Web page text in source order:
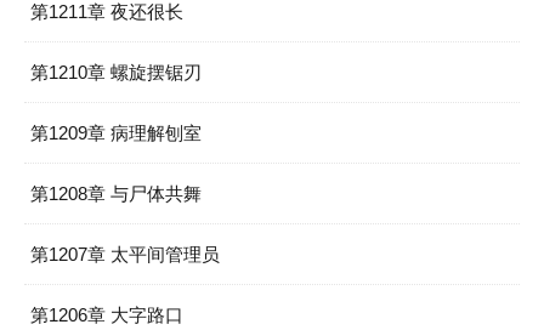
第1211章 夜还很长
第1210章 螺旋摆锯刃
第1209章 病理解刨室
第1208章 与尸体共舞
第1207章 太平间管理员
第1206章 大字路口